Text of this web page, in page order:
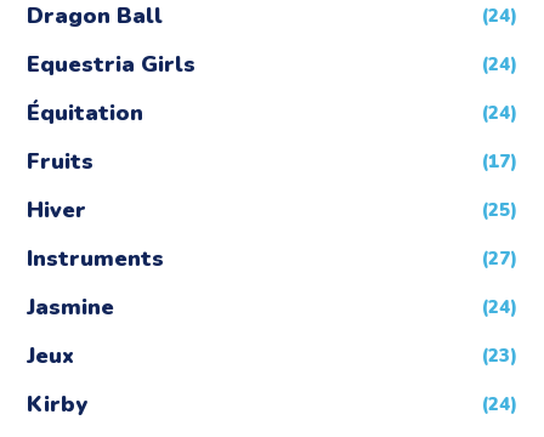
Dragon Ball (24)
Equestria Girls (24)
Équitation (24)
Fruits (17)
Hiver (25)
Instruments (27)
Jasmine (24)
Jeux (23)
Kirby (24)